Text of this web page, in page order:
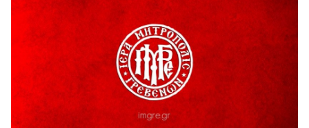
5 Αυγούστου 2026
Ο ΑΝΔΡΕΑΣ ΑΣΛΑΝΙΔΗΣ ΣΥΝΕΧΙΖΕΙ ΣΤΟΝ ΠΡΩΤΕΑ
ΓΡΕΒΕΝΩΝ
5 Αυγούστου 2026
Ευχαριστήριο Εκπολιτιστικού Συλλόγου Ταξιάρχη προς κ.
Παρασχάκη Αθανάσιο
5 Αυγούστου 2026